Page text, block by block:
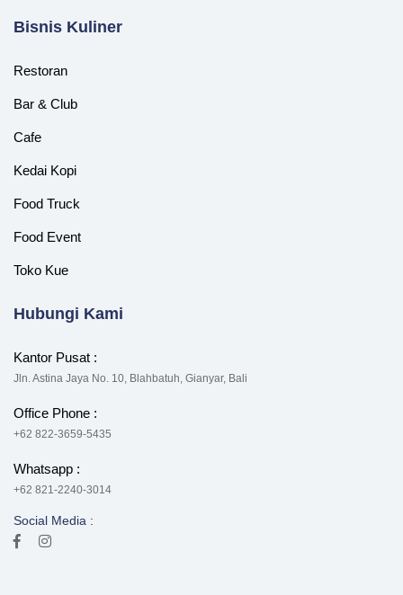
‎Bisnis Kuliner
Restoran
Bar & Club
Cafe
Kedai Kopi
Food Truck
Food Event
Toko Kue
Hubungi Kami
Kantor Pusat :
Jln. Astina Jaya No. 10, Blahbatuh, Gianyar, Bali
Office Phone :
+62 822-3659-5435
Whatsapp :
+62 821-2240-3014
Social Media :